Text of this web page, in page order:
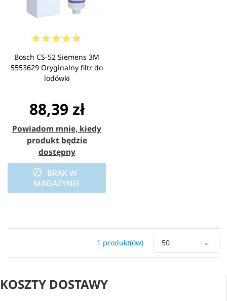
Bosch CS-52 Siemens 3M
5553629 Oryginalny filtr do
lodówki
88,39 zł
Powiadom mnie, kiedy
produkt będzie
dostępny
BRAK W
MAGAZYNIE
1 produkt(ów) 50
KOSZTY DOSTAWY